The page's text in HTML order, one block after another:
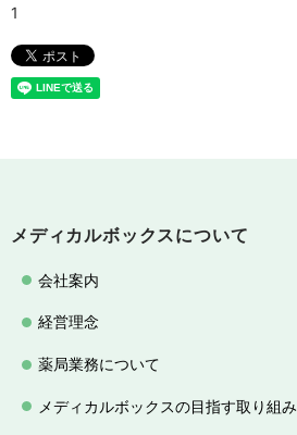
メディカルボックスについて
会社案内
経営理念
薬局業務について
メディカルボックスの目指す取り組み